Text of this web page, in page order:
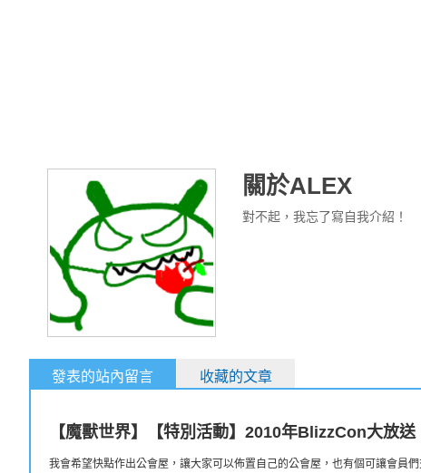
關於ALEX
對不起，我忘了寫自我介紹！
發表的站內留言 收藏的文章
【魔獸世界】【特別活動】2010年BlizzCon大放
我會希望快點作出公會屋，讓大家可以佈置自己的公會屋，也有個可讓會員